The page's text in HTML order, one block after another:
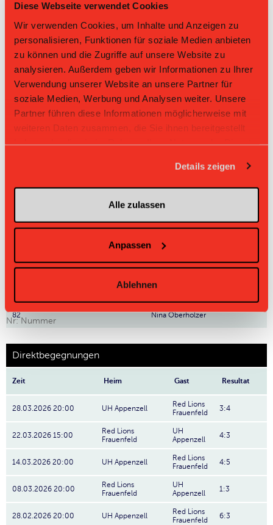
Diese Webseite verwendet Cookies
Wir verwenden Cookies, um Inhalte und Anzeigen zu
personalisieren, Funktionen für soziale Medien anbieten
zu können und die Zugriffe auf unsere Website zu
analysieren. Außerdem geben wir Informationen zu Ihrer
Verwendung unserer Website an unsere Partner für
soziale Medien, Werbung und Analysen weiter. Unsere
Partner führen diese Informationen möglicherweise mit
weiteren Daten zusammen, die Sie ihnen bereitgestellt
Details zeigen
Alle zulassen
Anpassen
Ablehnen
30 Stürmerin
11 Stürmerin Chiara Sonderer
23 Stürmerin Frida Svensson
4 Nives-Katharina Herbert
Shania Philipp
71 Sindy Kalberer
Lya Fuchs
82 Nina Oberholzer
Nr: Nummer
Direktbegegnungen
Zeit Heim Gast Resultat
28.03.2026 20:00 UH Appenzell
Red Lions
Frauenfeld
3:4
22.03.2026 15:00
Red Lions
Frauenfeld
UH
Appenzell
4:3
14.03.2026 20:00 UH Appenzell
Red Lions
Frauenfeld
4:5
08.03.2026 20:00
Red Lions
Frauenfeld
UH
Appenzell
1:3
28.02.2026 20:00 UH Appenzell
Red Lions
Frauenfeld
6:3